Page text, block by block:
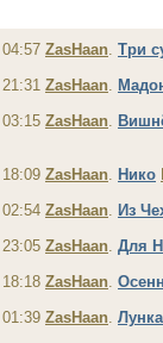
ZasHaan. Три
ZasHaan.
ZasHaan.
ZasHaan. Нико
ZasHaan. Из
ZasHaan. Для
ZasHaan.
ZasHaan. Лунка